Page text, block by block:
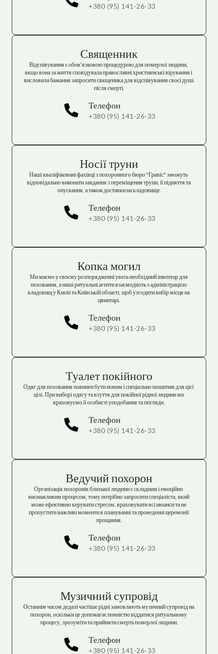
+380 (95) 141-26-33
Священник
Відспівування є обов'язковою процедурою для померлої людини,
якщо вона за життя сповідувала православні християнські вірування і
висловила бажання запросити священика для відспівування своєї душі
після смерті.
Телефон
+380 (95) 141-26-33
Носії труни
Наші кваліфіковані фахівці з похоронного бюро "Гравіс" зможуть
відповідально виконати завдання з переміщення труни, її підняття та
опускання, а також доставки на кладовище.
Телефон
+380 (95) 141-26-33
Копка могил
Ми маємо у своєму розпорядженні увесь необхідний інвентар для
поховання, а наші ритуальні агенти взаємодіють з адміністрацією
кладовищ у Києві та Київській області, щоб узгодити вибір місця на
цвинтарі.
Телефон
+380 (95) 141-26-33
Туалет покійного
Одяг для поховання повинен бути новим і спеціально пошитим для цієї
цілі. При виборі одягу та взуття для покійної рідної людини ми
враховуємо її особисті уподобання та погляди.
Телефон
+380 (95) 141-26-33
Ведучий похорон
Організація похоронів близької людини є складним і емоційно
виснажливим процесом, тому потрібно запросити спеціаліста, який
може ефективно керувати стресом, враховувати всі нюанси та не
пропустити важливі моменти в плануванні та проведенні церемонії
прощання.
Телефон
+380 (95) 141-26-33
Музичний супровід
Останнім часом дедалі частіше рідні замовляють музичний супровід на
похорон, оскільки це допомагає повністю віддатися ритуальному
процесу, зрозуміти та прийняти смерть померлої людини.
Телефон
+380 (95) 141-26-33